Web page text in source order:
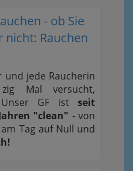
- ob Sie
nicht: Rauchen
und jede Raucherin
Mal versucht,
Unser GF ist seit
"clean" - von
Tag auf Null und